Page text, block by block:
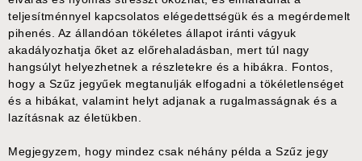
teljesítménnyel kapcsolatos elégedettségük és a megérdemelt
pihenés. Az állandóan tökéletes állapot iránti vágyuk
akadályozhatja őket az előrehaladásban, mert túl nagy
hangsúlyt helyezhetnek a részletekre és a hibákra. Fontos,
hogy a Szűz jegyűek megtanulják elfogadni a tökéletlenséget
és a hibákat, valamint helyt adjanak a rugalmasságnak és a
lazításnak az életükben.
Megjegyzem, hogy mindez csak néhány példa a Szűz jegy